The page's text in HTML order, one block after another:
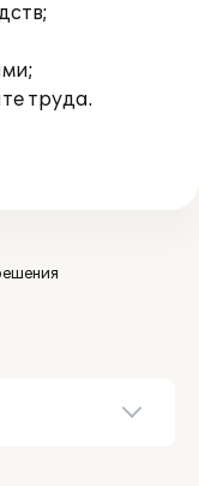
труда.